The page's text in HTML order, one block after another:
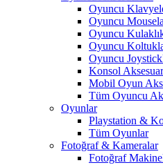
Oyuncu
Oyuncu
Oyuncu
Oyuncu
Oyuncu
Konsol
Mobil Oyun
Tüm Oyuncu
Oyunlar
Playstation &
Tüm Oyunlar
Fotoğraf & Kameralar
Fotoğraf